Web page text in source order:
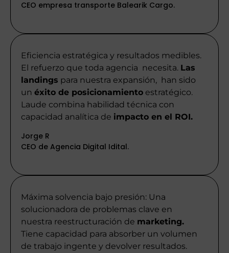
CEO empresa transporte Balearik Cargo.
Eficiencia estratégica y resultados medibles.
El refuerzo que toda agencia necesita. Las
landings para nuestra expansión, han sido
un éxito de posicionamiento estratégico.
Laude combina habilidad técnica con
capacidad analítica de impacto en el ROI.
Jorge R
CEO de Agencia Digital Idital.
Máxima solvencia bajo presión: Una
solucionadora de problemas clave en
nuestra reestructuración de marketing.
Tiene capacidad para absorber un volumen
de trabajo ingente y devolver resultados.